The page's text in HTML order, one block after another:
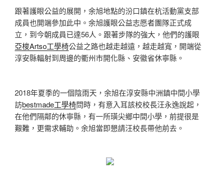
跟著護眼公益的展開，余旭地點的汾口鎮在杭活動黨支部
成員也開端參加此中。余旭護眼公益志愿者團隊正式成
立，到今朝成員已達56人。跟著步隊的強大，他們的護眼
亞梭Artso工學椅公益之路也越走越遠，越走越寬，開端從
淳安縣輻射到周邊的衢州市開化縣、安徽省休寧縣。
2018年夏季的一個陰雨天，余旭在淳安縣中洲鎮中間小學
訪bestmade工學椅問時，有意入耳該校校長汪永逸說起，
在他們隔鄰的休寧縣，有一所璜尖鄉中間小學，前提很是
艱難，更需求輔助。余旭當即懇請汪校長帶他前去。